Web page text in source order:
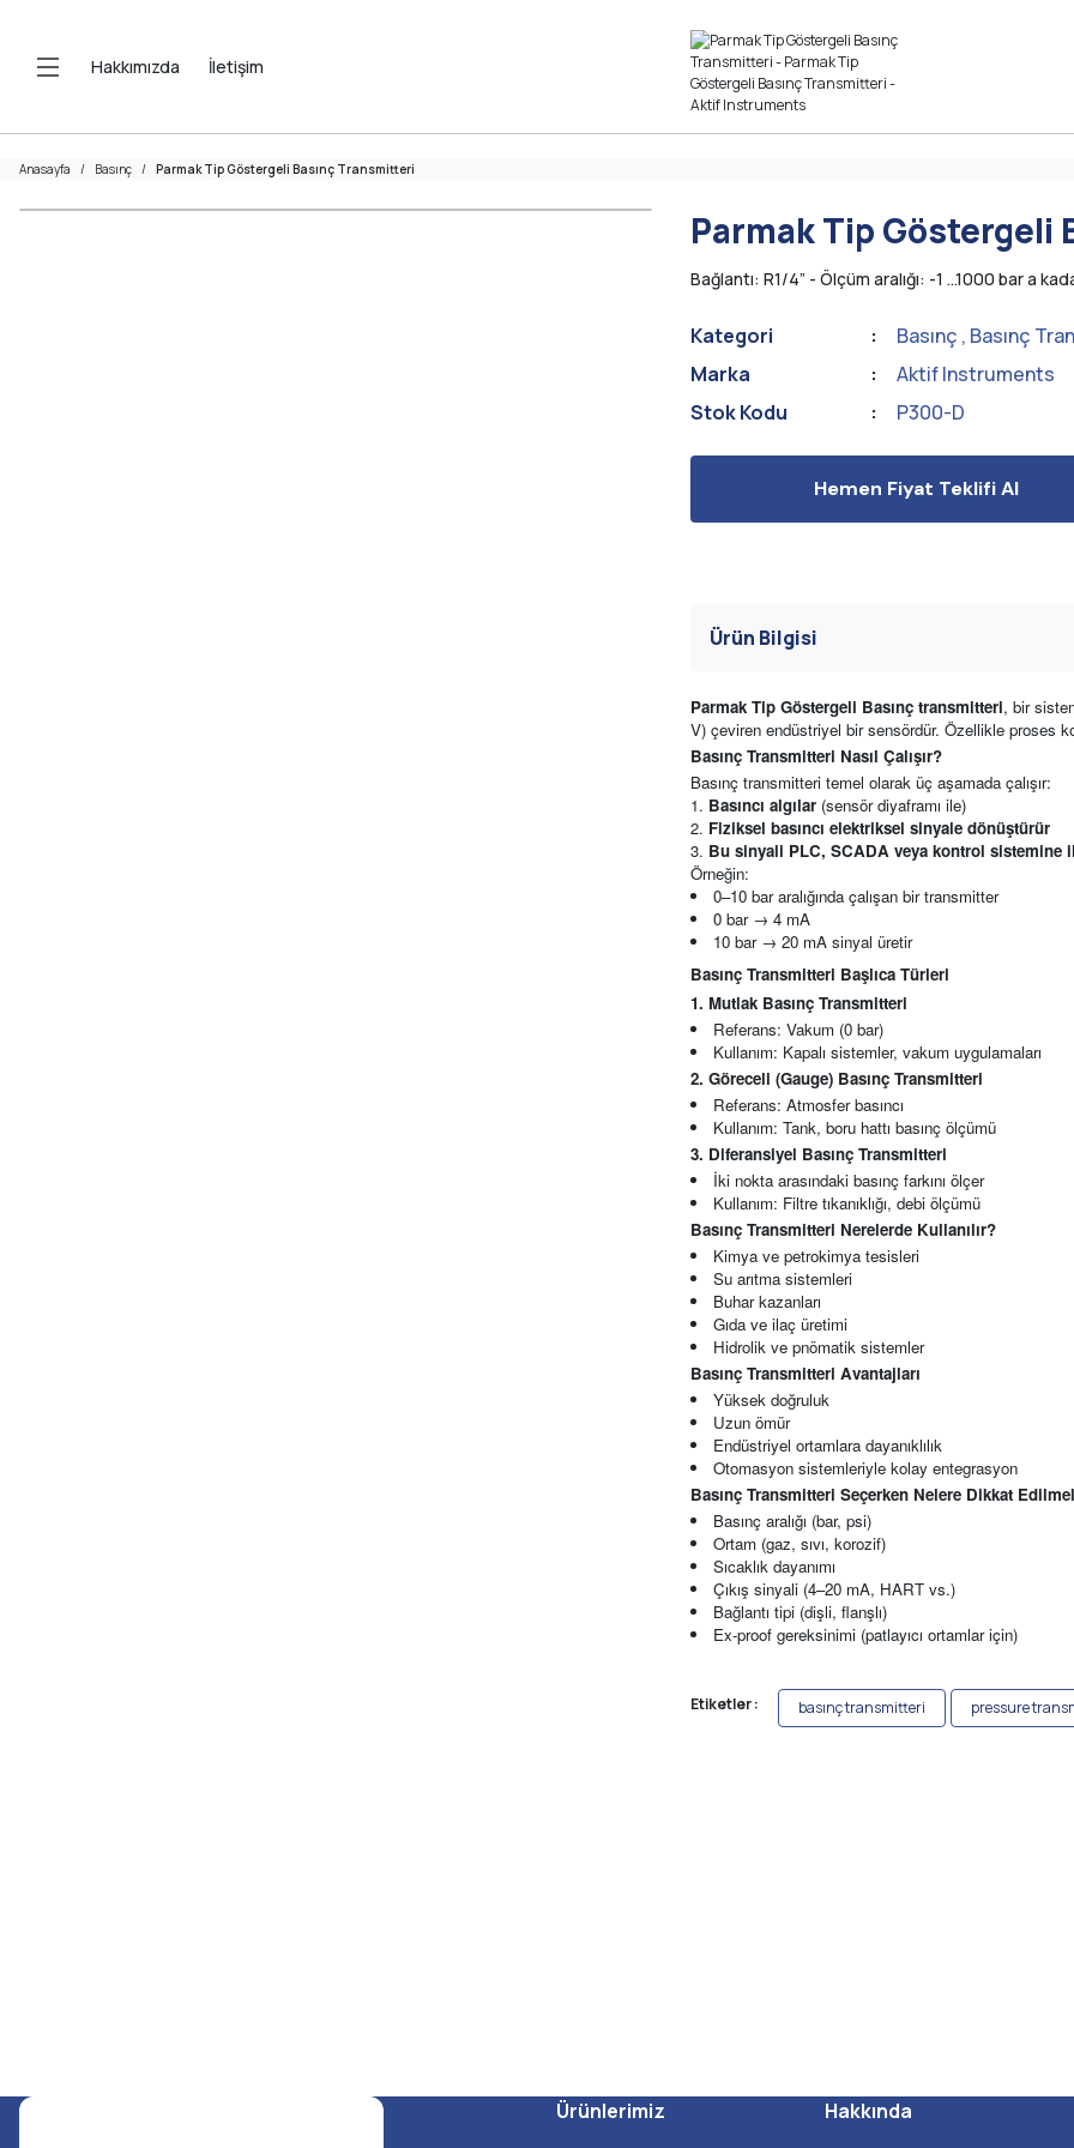
Hakkımızda İletişim
Anasayfa Basınç Parmak Tip Göstergeli Basınç Transmitteri
Parmak Tip Göstergeli
Bağlantı: R1/4” - Ölçüm aralığı: -1 ...1000 bar a
Kategori Basınç , Basınç
Marka
Aktif Instruments
Stok Kodu
P300-D
Hemen Fiyat Teklifi Al
Ürün Bilgisi
Parmak Tip Göstergeli Basınç transmitteri, bir
V) çeviren endüstriyel bir sensördür. Özellikle proses
Basınç Transmitteri Nasıl Çalışır?
Basınç transmitteri temel olarak üç aşamada çalışır:
Basıncı algılar (sensör diyaframı ile)
Fiziksel basıncı elektriksel sinyale dönüştürür
Bu sinyali PLC, SCADA veya kontrol sistemine
Örneğin:
0–10 bar aralığında çalışan bir transmitter
0 bar → 4 mA
10 bar → 20 mA sinyal üretir
Basınç Transmitteri Başlıca Türleri
1. Mutlak Basınç Transmitteri
Referans: Vakum (0 bar)
Kullanım: Kapalı sistemler, vakum uygulamaları
2. Göreceli (Gauge) Basınç Transmitteri
Referans: Atmosfer basıncı
Kullanım: Tank, boru hattı basınç ölçümü
3. Diferansiyel Basınç Transmitteri
İki nokta arasındaki basınç farkını ölçer
Kullanım: Filtre tıkanıklığı, debi ölçümü
Basınç Transmitteri Nerelerde Kullanılır?
Kimya ve petrokimya tesisleri
Su arıtma sistemleri
Buhar kazanları
Gıda ve ilaç üretimi
Hidrolik ve pnömatik sistemler
Basınç Transmitteri Avantajları
Yüksek doğruluk
Uzun ömür
Endüstriyel ortamlara dayanıklılık
Otomasyon sistemleriyle kolay entegrasyon
Basınç Transmitteri Seçerken Nelere Dikkat
Basınç aralığı (bar, psi)
Ortam (gaz, sıvı, korozif)
Sıcaklık dayanımı
Çıkış sinyali (4–20 mA, HART vs.)
Bağlantı tipi (dişli, flanşlı)
Ex-proof gereksinimi (patlayıcı ortamlar için)
Etiketler : basınç transmitteri pressure
Ürünlerimiz Hakkında